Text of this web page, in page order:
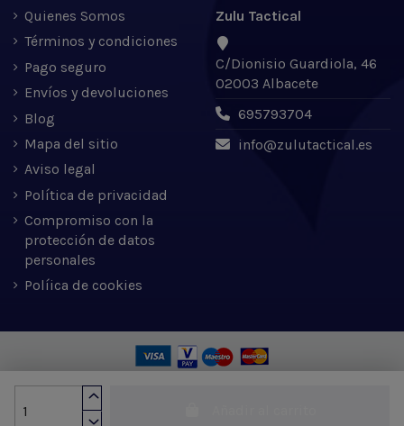
Quienes Somos
Términos y condiciones
Pago seguro
Envíos y devoluciones
Blog
Mapa del sitio
Aviso legal
Política de privacidad
Compromiso con la
protección de datos
personales
Políica de cookies
Zulu Tactical
C/Dionisio Guardiola, 46
02003 Albacete
695793704
info@zulutactical.es
Zulu Tactical S.L. © 2022 | Desarrollado por Expertic